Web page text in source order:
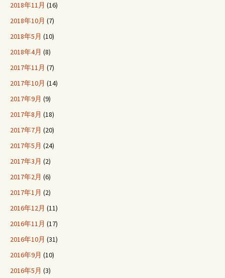
2018年11月 (16)
2018年10月 (7)
2018年5月 (10)
2018年4月 (8)
2017年11月 (7)
2017年10月 (14)
2017年9月 (9)
2017年8月 (18)
2017年7月 (20)
2017年5月 (24)
2017年3月 (2)
2017年2月 (6)
2017年1月 (2)
2016年12月 (11)
2016年11月 (17)
2016年10月 (31)
2016年9月 (10)
2016年5月 (3)